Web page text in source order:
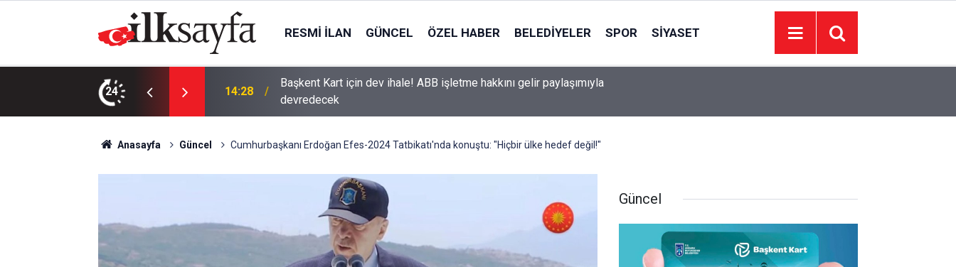
RESMI İLAN GÜNCEL ÖZEL HABER BELEDIYELER SPOR SIYASET
24
hakkını gelir paylaşımıyla
14:00 EGO’dan Ankara’da gişe düzenlemesi: Yeni dönem resmen başladı
Anasayfa Güncel Cumhurbaşkanı Erdoğan Efes-2024 Tatbikatı'nda konuştu: "Hiçbir ülke hedef değil!"
Güncel